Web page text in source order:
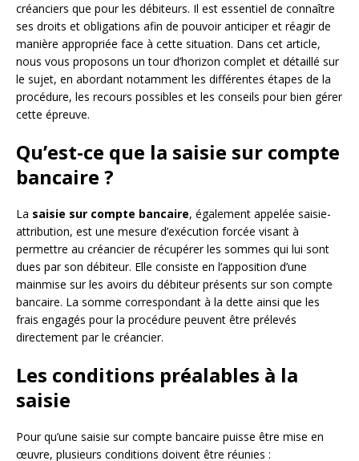
créanciers que pour les débiteurs. Il est essentiel de connaître
ses droits et obligations afin de pouvoir anticiper et réagir de
manière appropriée face à cette situation. Dans cet article,
nous vous proposons un tour d’horizon complet et détaillé sur
le sujet, en abordant notamment les différentes étapes de la
procédure, les recours possibles et les conseils pour bien gérer
cette épreuve.
Qu’est-ce que la saisie sur compte
bancaire ?
La saisie sur compte bancaire, également appelée saisie-
attribution, est une mesure d’exécution forcée visant à
permettre au créancier de récupérer les sommes qui lui sont
dues par son débiteur. Elle consiste en l’apposition d’une
mainmise sur les avoirs du débiteur présents sur son compte
bancaire. La somme correspondant à la dette ainsi que les
frais engagés pour la procédure peuvent être prélevés
directement par le créancier.
Les conditions préalables à la
saisie
Pour qu’une saisie sur compte bancaire puisse être mise en
œuvre, plusieurs conditions doivent être réunies :